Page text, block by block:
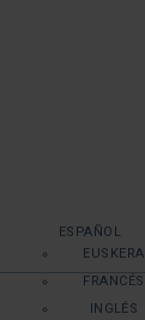
ESPAÑOL
EUSKERA
FRANCÉS
INGLÉS